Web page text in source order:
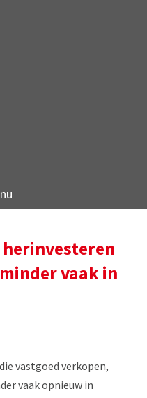
vaak in
vastgoed verkopen,
vaak opnieuw in